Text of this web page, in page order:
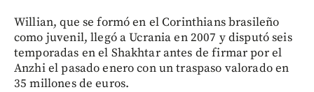
Willian, que se formó en el Corinthians brasileño
como juvenil, llegó a Ucrania en 2007 y disputó seis
temporadas en el Shakhtar antes de firmar por el
Anzhi el pasado enero con un traspaso valorado en
35 millones de euros.